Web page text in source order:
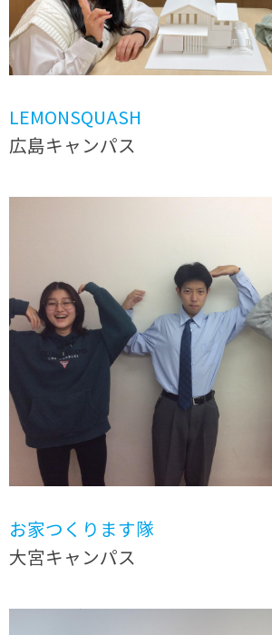
LEMONSQUASH
広島キャンパス
お家つくります隊
大宮キャンパス